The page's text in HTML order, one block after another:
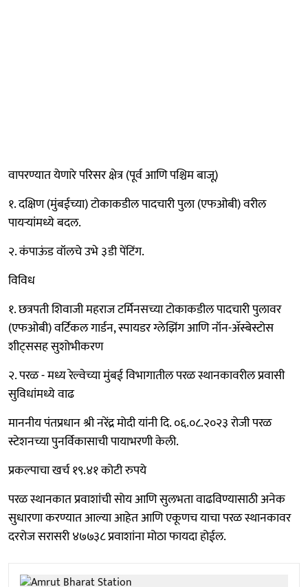
वापरण्यात येणारे परिसर क्षेत्र (पूर्व आणि पश्चिम बाजू)
१. दक्षिण (मुंबईच्या) टोकाकडील पादचारी पुला (एफओबी) वरील
पायऱ्यांमध्ये बदल.
२. कंपाऊंड वॉलचे उभे ३डी पेंटिंग.
विविध
१. छत्रपती शिवाजी महराज टर्मिनसच्या टोकाकडील पादचारी पुलावर
(एफओबी) वर्टिकल गार्डन, स्पायडर ग्लेझिंग आणि नॉन-अ‍ॅस्बेस्टोस
शीट्ससह सुशोभीकरण
२. परळ - मध्य रेल्वेच्या मुंबई विभागातील परळ स्थानकावरील प्रवासी
सुविधांमध्ये वाढ
माननीय पंतप्रधान श्री नरेंद्र मोदी यांनी दि. ०६.०८.२०२३ रोजी परळ
स्टेशनच्या पुनर्विकासाची पायाभरणी केली.
प्रकल्पाचा खर्च १९.४१ कोटी रुपये
परळ स्थानकात प्रवाशांची सोय आणि सुलभता वाढविण्यासाठी अनेक
सुधारणा करण्यात आल्या आहेत आणि एकूणच याचा परळ स्थानकावर
दररोज सरासरी ४७७३८ प्रवाशांना मोठा फायदा होईल.